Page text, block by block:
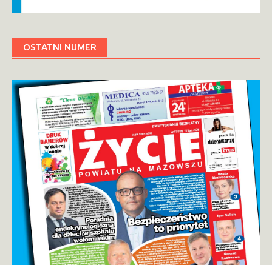
OSTATNI NUMER